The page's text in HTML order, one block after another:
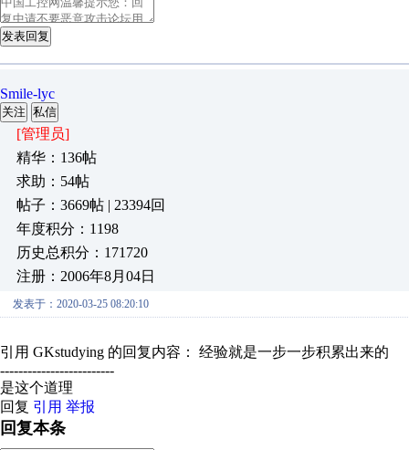
发表回复
Smile-lyc
关注 私信
[管理员]
精华：136帖
求助：54帖
帖子：3669帖 | 23394回
年度积分：1198
历史总积分：171720
注册：2006年8月04日
发表于：2020-03-25 08:20:10
引用 GKstudying 的回复内容： 经验就是一步一步积累出来的
-------------------------
是这个道理
回复 引用 举报
回复本条